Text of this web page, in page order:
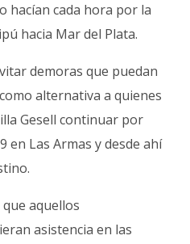
hacían cada hora por la
hacia Mar del Plata.
demoras que puedan
alternativa a quienes
Gesell continuar por
en Las Armas y desde ahí
aquellos
asistencia en las